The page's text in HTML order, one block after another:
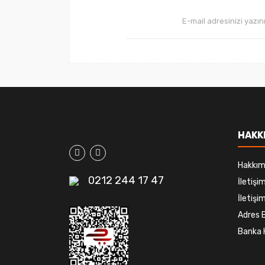
0212 244 17 47
Adres
Banka